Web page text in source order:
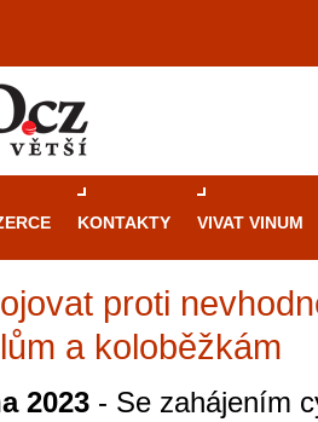
KONTAKTY VIVAT VINUM
proti
a koloběžkám
2023 - Se zahájením
Průvodce
Brně: Od